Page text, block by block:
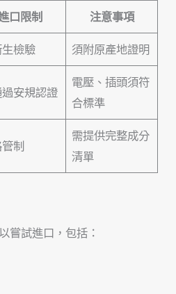
口限制 注意事項
檢驗 須附原產地證明
安規認證
電壓、插頭須符
合標準
制
需提供完整成分
清單
嘗試進口，包括：